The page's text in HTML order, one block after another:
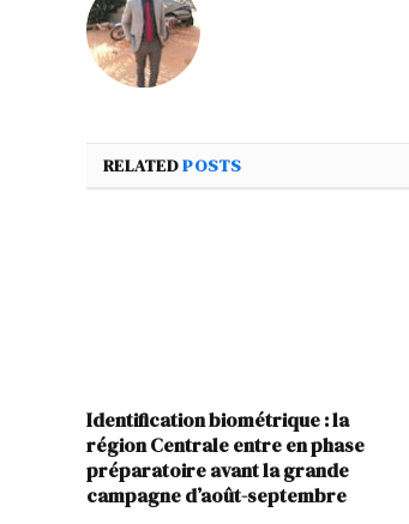
RELATEDPOSTS
Identification biométrique : la
région Centrale entre en phase
préparatoire avant la grande
campagne d’août-septembre